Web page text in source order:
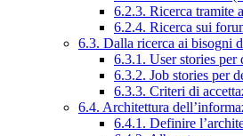
6.2.3. Ricerca tramite
6.2.4. Ricerca sui
6.3. Dalla ricerca ai bisogni
6.3.1. User stories
6.3.2. Job stories per
6.3.3. Criteri di
6.4. Architettura
6.4.1. Definire